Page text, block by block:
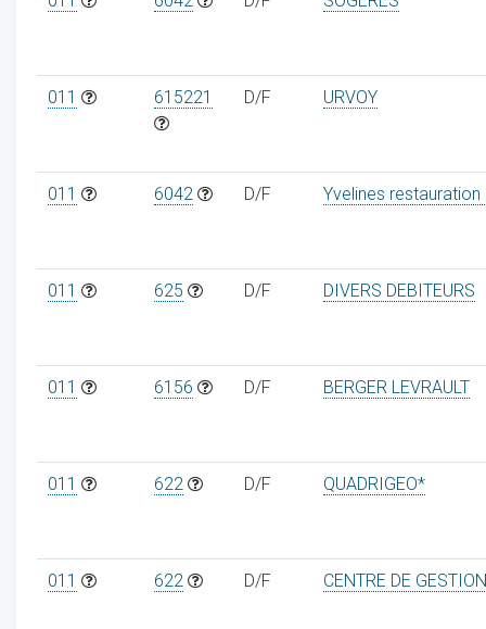
011 615221 D/F URVOY
011 6042 D/F Yvelines restauration
011 625 D/F DIVERS DEBITEURS
011 6156 D/F BERGER LEVRAULT
011 622 D/F QUADRIGEO*
011 622 D/F CENTRE DE GESTION